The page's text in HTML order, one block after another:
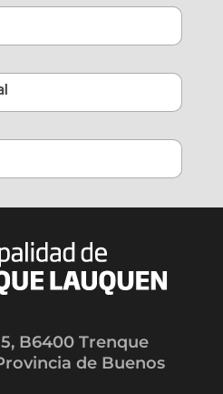
B6400 Trenque
de Buenos